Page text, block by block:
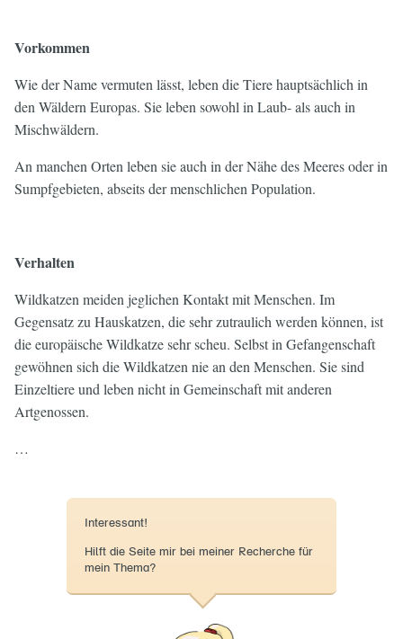
Vorkommen
Wie der Name vermuten lässt, leben die Tiere hauptsächlich in
den Wäldern Europas. Sie leben sowohl in Laub- als auch in
Mischwäldern.
An manchen Orten leben sie auch in der Nähe des Meeres oder in
Sumpfgebieten, abseits der menschlichen Population.
Verhalten
Wildkatzen meiden jeglichen Kontakt mit Menschen. Im
Gegensatz zu Hauskatzen, die sehr zutraulich werden können, ist
die europäische Wildkatze sehr scheu. Selbst in Gefangenschaft
gewöhnen sich die Wildkatzen nie an den Menschen. Sie sind
Einzeltiere und leben nicht in Gemeinschaft mit anderen
Artgenossen.
…
Interessant!
Hilft die Seite mir bei meiner Recherche für
mein Thema?